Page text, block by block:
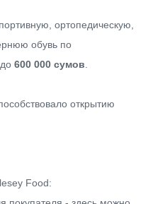
ортопедическую,
обувь по
до 600 000 сумов
открытию
Food: